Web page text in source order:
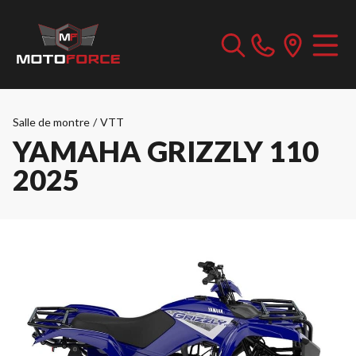
Salle de montre / VTT
YAMAHA GRIZZLY 110
2025